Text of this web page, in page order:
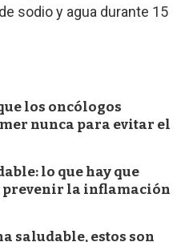
sodio y agua durante 15
los oncólogos
nunca para evitar el
lo que hay que
prevenir la inflamación
saludable, estos son